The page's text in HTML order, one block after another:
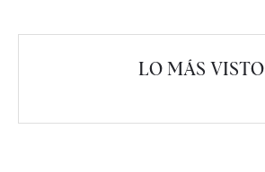
LO MÁS VISTO